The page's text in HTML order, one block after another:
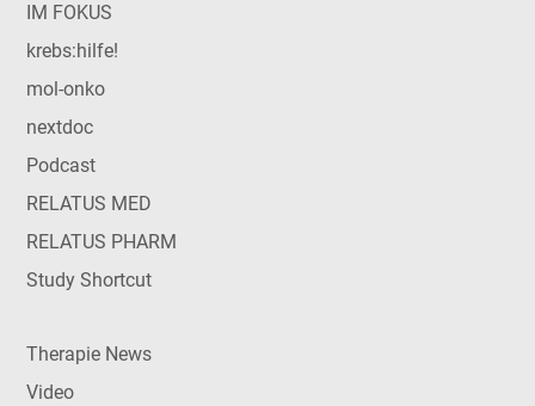
IM FOKUS
krebs:hilfe!
mol-onko
nextdoc
Podcast
RELATUS MED
RELATUS PHARM
Study Shortcut
Therapie News
Video